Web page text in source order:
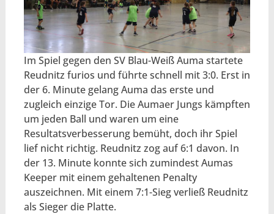
Im Spiel gegen den SV Blau-Weiß Auma startete
Reudnitz furios und führte schnell mit 3:0. Erst in
der 6. Minute gelang Auma das erste und
zugleich einzige Tor. Die Aumaer Jungs kämpften
um jeden Ball und waren um eine
Resultatsverbesserung bemüht, doch ihr Spiel
lief nicht richtig. Reudnitz zog auf 6:1 davon. In
der 13. Minute konnte sich zumindest Aumas
Keeper mit einem gehaltenen Penalty
auszeichnen. Mit einem 7:1-Sieg verließ Reudnitz
als Sieger die Platte.